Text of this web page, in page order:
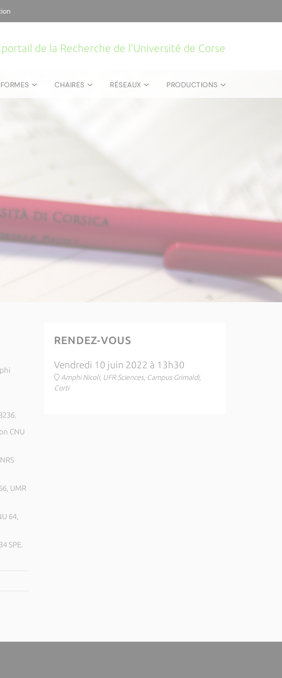
portail de la Recherche de l'Université de Corse
CHAIRES RÉSEAUX PRODUCTIONS
CNU
UMR
64,
SPE.
RENDEZ-VOUS
Vendredi 10 juin 2022 à 13h30
Amphi Nicoli, UFR Sciences, Campus Grimaldi,
Corti